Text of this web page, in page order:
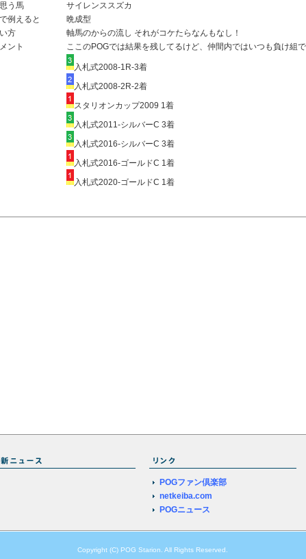
う馬
サイレンススズカ
例えると
晩成型
方
軸馬のからの流し それがコケたらなんもなし！
ント
ここのPOGでは結果を残してるけど、仲間内ではいつも負け組で
入札式2008-1R-3着
入札式2008-2R-2着
スタリオンカップ2009 1着
入札式2011-シルバーC 3着
入札式2016-シルバーC 3着
入札式2016-ゴールドC 1着
入札式2020-ゴールドC 1着
POGファン倶楽部
netkeiba.com
POGニュース
Copyright (C) POG Starion. All Rights Reserved.